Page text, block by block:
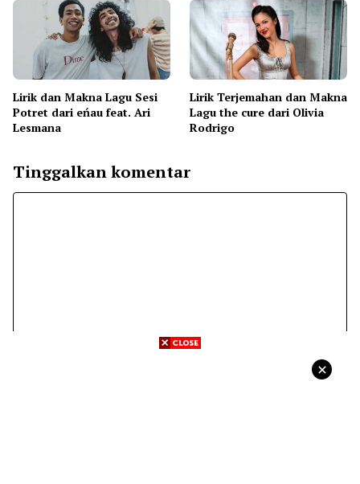
Lirik dan Makna Lagu Sesi
Potret dari eńau feat. Ari
Lesmana
Lirik Terjemahan dan Makna
Lagu the cure dari Olivia
Rodrigo
Tinggalkan komentar